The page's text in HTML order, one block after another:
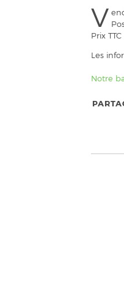
V
Prix
Les
Notre